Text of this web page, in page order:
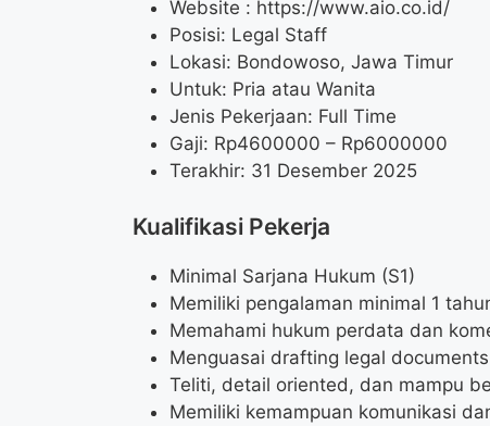
Website : https://www.aio.co.id/
Posisi: Legal Staff
Lokasi: Bondowoso, Jawa Timur
Untuk: Pria atau Wanita
Jenis Pekerjaan: Full Time
Gaji: Rp4600000 – Rp6000000
Terakhir: 31 Desember 2025
Kualifikasi Pekerja
Minimal Sarjana Hukum (S1)
Memiliki pengalaman minimal 1
Memahami hukum perdata dan
Menguasai drafting legal
Teliti, detail oriented, dan mampu
Memiliki kemampuan komunikasi